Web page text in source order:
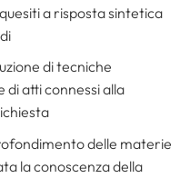
a risposta sintetica
di tecniche
di atti connessi alla
delle materie
la conoscenza della